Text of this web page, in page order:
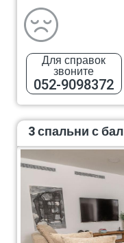
Для справок
звоните
052-9098372
3 спальни с